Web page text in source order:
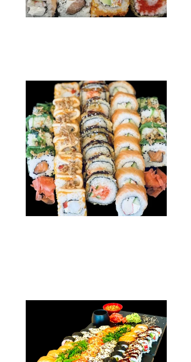
Į KREPŠELĮ / PLAČIAU
Į KREPŠELĮ / PLAČIAU